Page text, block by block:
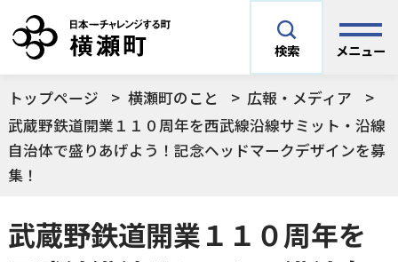
検索 メニュー
サイト内検索
安全安心情報
結婚・妊娠／出産
手続きから探す
トップページ 横瀬町のこと
広報・メディア
武蔵野鉄道開業１１０周年を西武線沿線サミット・沿線
自治体で盛りあげよう！記念ヘッドマークデザインを募
集！
武蔵野鉄道開業１１０周年を